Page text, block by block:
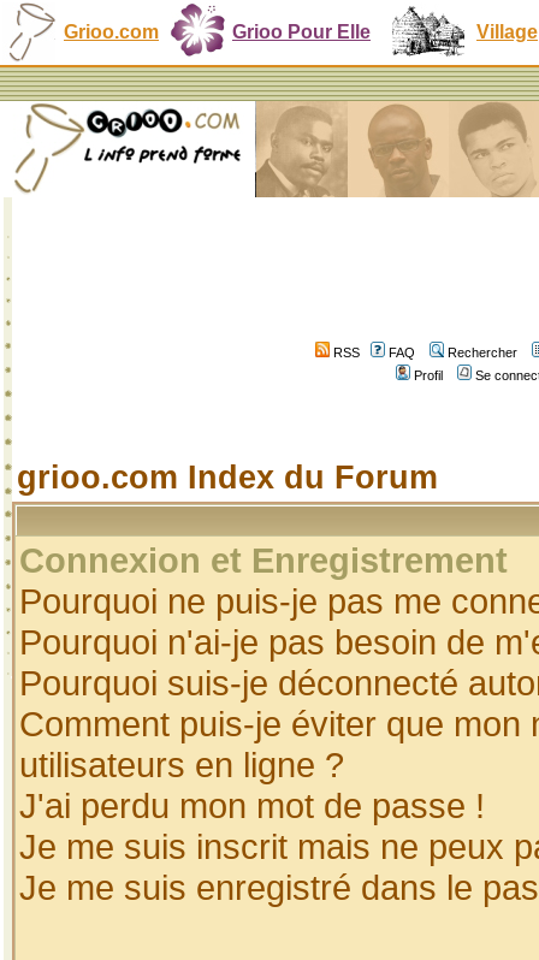
Grioo.com Grioo Pour Elle Village
RSS FAQ
Rechercher
Profil
Se
grioo.com Index du Forum
Connexion et Enregistrement
Pourquoi ne puis-je pas me
Pourquoi n'ai-je pas besoin de
Pourquoi suis-je déconnecté
Comment puis-je éviter que
utilisateurs en ligne ?
J'ai perdu mon mot de passe !
Je me suis inscrit mais ne peux
Je me suis enregistré dans le